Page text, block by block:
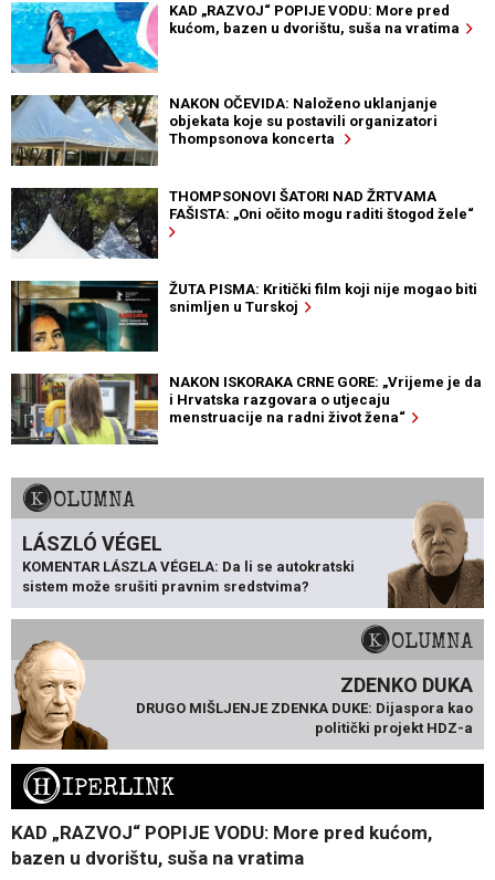
KAD „RAZVOJ“ POPIJE VODU: More pred
kućom, bazen u dvorištu, suša na vratima
NAKON OČEVIDA: Naloženo uklanjanje
objekata koje su postavili organizatori
Thompsonova koncerta
THOMPSONOVI ŠATORI NAD ŽRTVAMA
FAŠISTA: „Oni očito mogu raditi štogod žele“
ŽUTA PISMA: Kritički film koji nije mogao biti
snimljen u Turskoj
NAKON ISKORAKA CRNE GORE: „Vrijeme je da
i Hrvatska razgovara o utjecaju
menstruacije na radni život žena“
KOLUMNA
LÁSZLÓ VÉGEL
KOMENTAR LÁSZLA VÉGELA: Da li se autokratski
sistem može srušiti pravnim sredstvima?
KOLUMNA
ZDENKO DUKA
DRUGO MIŠLJENJE ZDENKA DUKE: Dijaspora kao
politički projekt HDZ-a
HIPERLINK
KAD „RAZVOJ“ POPIJE VODU: More pred kućom,
bazen u dvorištu, suša na vratima